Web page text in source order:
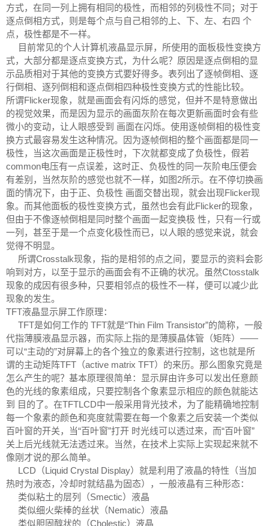
方式，在同一列上拥有相同的极性，而相邻的列极性不同；对于
逐点倒相方式，则是每个点与自己相邻的上、下、左、右四 个
点，极性都是不一样。
目前常见的个人计算机液晶显示屏，所使用的面板极性变换方
式，大部分都是逐点变换方式，为什么呢？原因是逐点倒相的显
示品质相对于其他的变换方式要好得多。表列出了逐帧倒相、逐
行倒相、逐列倒相和逐点倒相四种极性变换方式的性能比较。
所谓Flicker现象，就是画面会有闪烁的感觉，但并不是特意做出
的视觉效果，而是因为显示的画面灰阶在每次更新画面时会有些
微小的变动，让人眼感受到 画面在闪烁。使用逐帧倒相的极性变
换方式最容易发生这种情况。因为逐帧倒相的整个画面都是同一
极性，当这次画面是正极性时，下次就都变成了负极性，假若
common电压有一点误差，这时正、负极性的同一灰阶电压便会
有差别，当然灰阶的感觉也就不一样，如图2所示。在不停切换画
面的情况下，由于正、负极性 画面交替出现，就会出现Flicker现
象。而其他面板的极性变换方式，虽然也会有此Flicker的现象，
但由于不像逐帧倒相是同时整个画面一起变换极 性，只有一行或
一列，甚至于是一个点变化极性而已，以人眼的感觉来说，就会
觉得不明显。
所谓Crosstalk现象，指的是相邻的点之间，要显示的资料会影
响到对方，以至于显示的画面会有不正确的状况。虽然Ctosstalk
现象的成因有很多种，只要相邻点的极性不一样，便可以减少此
现象的发生。
TFT液晶显示屏工作原理：
TFT是如何工作的 TFT就是“Thin Film Transistor”的简称，一般
代指薄膜液晶显示器，而实际上指的是薄膜晶体管（矩阵）——
可以“主动的”对屏幕上的各个独立的象素进行控制，这也就是所
谓的主动矩阵TFT（active matrix TFT）的来历。那么图象究竟是
怎么产生的呢？基本原理很简单：显示屏由许多可以发出任意颜
色的光线的象素组成，只要控制各个象素显示相应的颜色就能达
到 目的了。在TFTLCD中一般采用背光技术，为了能精确地控制
每一个象素的颜色和亮度就需要在每一个象素之后安装一个类似
百叶窗的开关，当“百叶窗”打开 时光线可以透过来，而“百叶窗”
关上后光线就无法透过来。当然，在技术上实际上实现起来就不
像刚才说的那么简单。
LCD（Liquid Crystal Display）就是利用了液晶的特性（当加
热时为液态，冷却时就结晶为固态），一般液晶有三种形态：
类似粘土的层列（Smectic）液晶
类似细火柴棒的丝状（Nematic）液晶
类似胆固醇状的（Cholestic）液晶